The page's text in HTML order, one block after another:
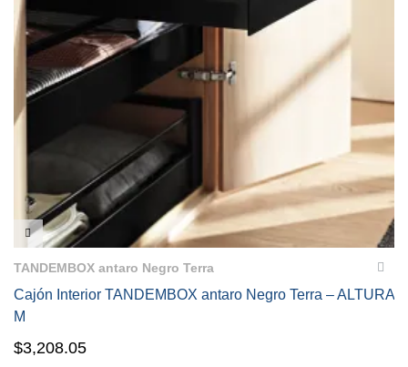
VISTA RÁPIDA
TANDEMBOX antaro Negro Terra
Cajón Interior TANDEMBOX antaro Negro Terra – ALTURA
M
$3,208.05